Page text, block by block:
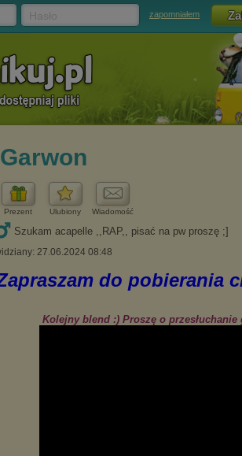
zapomniałem
Garwon
Prezent Ulubiony Wiadomość
Szukam acapelle ,,RAP,, pisać na pw proszę ;]
27.06.2024 08:48